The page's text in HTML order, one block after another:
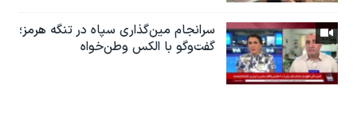
سرانجام مین‌گذاری‌ سپاه در تنگه هرمز؛
گفت‌وگو با الکس وطن‌خواه